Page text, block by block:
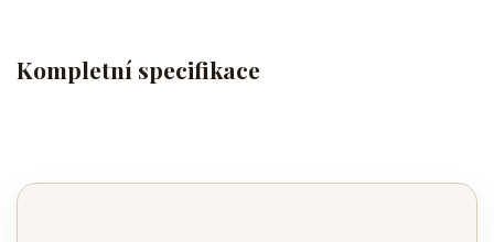
Kompletní specifikace